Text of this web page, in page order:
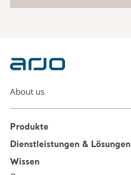
About us
Produkte
Dienstleistungen & Lösungen
Wissen